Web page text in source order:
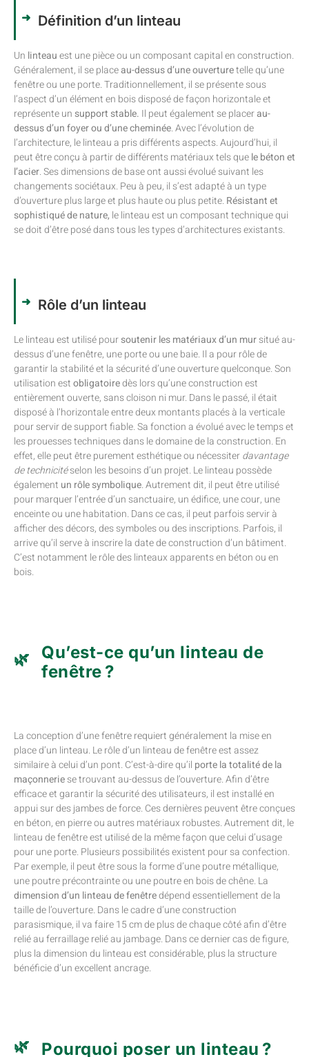
Définition d’un linteau
Un linteauest une pièce ou un composant capital en construction.
Généralement, il se placeau-dessus d’une ouverturetelle qu’une
fenêtre ou une porte. Traditionnellement, il se présente sous
l’aspect d’un élément en bois disposé de façon horizontale et
représente un support stable. Il peut également se placerau-
dessus d’un foyer ou d’une cheminée. Avec l’évolution de
l’architecture, le linteau a pris différents aspects. Aujourd’hui, il
peut être conçu à partir de différents matériaux tels quele béton et
l’acier. Ses dimensions de base ont aussi évolué suivant les
changements sociétaux. Peu à peu, il s’est adapté à un type
d’ouverture plus large et plus haute ou plus petite. Résistant et
sophistiqué de nature, le linteau est un composant technique qui
se doit d’être posé dans tous les types d’architectures existants.
Rôle d’un linteau
Le linteau est utilisé poursoutenir les matériaux d’un mursitué au-
dessus d’une fenêtre, une porte ou une baie. Il a pour rôle de
garantir la stabilité et la sécurité d’une ouverture quelconque. Son
utilisation estobligatoiredès lors qu’une construction est
entièrement ouverte, sans cloison ni mur. Dans le passé, il était
disposé à l’horizontale entre deux montants placés à la verticale
pour servir de support fiable. Sa fonction a évolué avec le temps et
les prouesses techniques dans le domaine de la construction. En
effet, elle peut être purement esthétique ou nécessiterdavantage
de technicitéselon les besoins d’un projet. Le linteau possède
également un rôle symbolique. Autrement dit, il peut être utilisé
pour marquer l’entrée d’un sanctuaire, un édifice, une cour, une
enceinte ou une habitation. Dans ce cas, il peut parfois servir à
afficher des décors, des symboles ou des inscriptions. Parfois, il
arrive qu’il serve à inscrire la date de construction d’un bâtiment.
C’est notamment le rôle des linteaux apparents en béton ou en
bois.
Qu’est-ce qu’un linteau de
fenêtre ?
La conception d’une fenêtre requiert généralement la mise en
place d’un linteau. Le rôle d’un linteau de fenêtre est assez
similaire à celui d’un pont. C’est-à-dire qu’il porte la totalité de la
maçonneriese trouvant au-dessus de l’ouverture. Afin d’être
efficace et garantir la sécurité des utilisateurs, il est installé en
appui sur des jambes de force. Ces dernières peuvent être conçues
en béton, en pierre ou autres matériaux robustes. Autrement dit, le
linteau de fenêtre est utilisé de la même façon que celui d’usage
pour une porte. Plusieurs possibilités existent pour sa confection.
Par exemple, il peut être sous la forme d’une poutre métallique,
une poutre précontrainte ou une poutre en bois de chêne. La
dimension d’un linteau de fenêtredépend essentiellement de la
taille de l’ouverture. Dans le cadre d’une construction
parasismique, il va faire 15 cm de plus de chaque côté afin d’être
relié au ferraillage relié au jambage. Dans ce dernier cas de figure,
plus la dimension du linteau est considérable, plus la structure
bénéficie d’un excellent ancrage.
Pourquoi poser un linteau ?